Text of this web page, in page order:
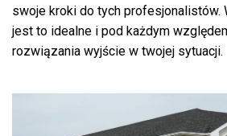
swoje kroki do tych profesjonalistów.
jest to idealne i pod każdym
rozwiązania wyjście w twojej sytuacji.